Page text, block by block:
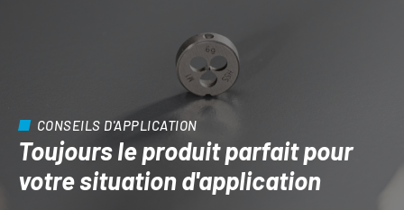
CONSEILS D'APPLICATION
Toujours le produit parfait pour
votre situation d'application